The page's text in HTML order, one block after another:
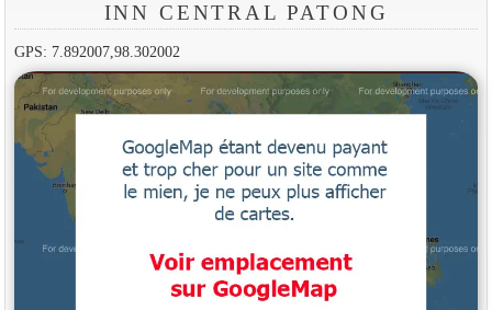
INN CENTRAL PATONG
GPS: 7.892007,98.302002